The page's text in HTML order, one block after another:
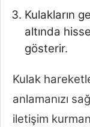
Kulakların
altında
gösterir.
Kulak
anlamanızı
iletişim